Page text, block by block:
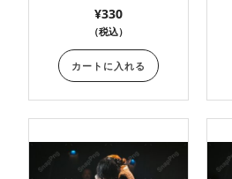
¥330
（税込）
カートに入れる